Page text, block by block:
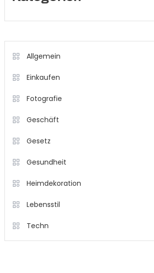
Allgemein
Einkaufen
Fotografie
Geschäft
Gesetz
Gesundheit
Heimdekoration
Lebensstil
Techn